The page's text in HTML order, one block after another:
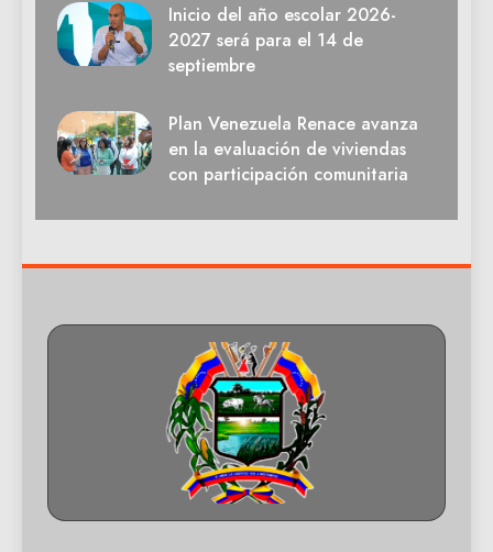
Inicio del año escolar 2026-
2027 será para el 14 de
septiembre
Plan Venezuela Renace avanza
en la evaluación de viviendas
con participación comunitaria